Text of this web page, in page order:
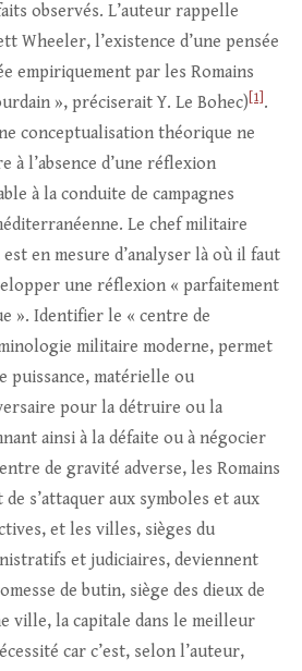
observés. L’auteur rappelle
Wheeler, l’existence d’une pensée
empiriquement par les Romains
», préciserait Y. Le Bohec) [1] .
conceptualisation théorique ne
à l’absence d’une réflexion
à la conduite de campagnes
Le chef militaire
en mesure d’analyser là où il faut
une réflexion « parfaitement
». Identifier le « centre de
militaire moderne, permet
puissance, matérielle ou
pour la détruire ou la
ainsi à la défaite ou à négocier
de gravité adverse, les Romains
s’attaquer aux symboles et aux
et les villes, sièges du
et judiciaires, deviennent
de butin, siège des dieux de
ville, la capitale dans le meilleur
car c’est, selon l’auteur,